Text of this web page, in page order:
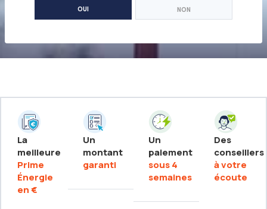
OUI NON
La
meilleure
Prime
Énergie
en €
Un
montant
garanti
Un
paiement
sous 4
semaines
Des
conseillers
à votre
écoute